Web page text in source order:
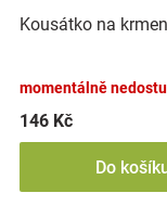
Kousátko na
momentálně
146 Kč
Do